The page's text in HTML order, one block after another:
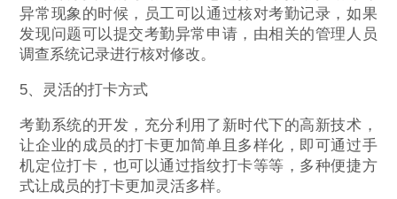
异常现象的时候，员工可以通过核对考勤记录，如果
发现问题可以提交考勤异常申请，由相关的管理人员
调查系统记录进行核对修改。
5、灵活的打卡方式
考勤系统的开发，充分利用了新时代下的高新技术，
让企业的成员的打卡更加简单且多样化，即可通过手
机定位打卡，也可以通过指纹打卡等等，多种便捷方
式让成员的打卡更加灵活多样。